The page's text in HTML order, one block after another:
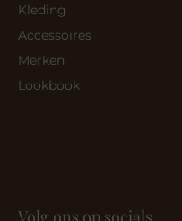
Kleding
Accessoires
Merken
Lookbook
Volg ons op socials